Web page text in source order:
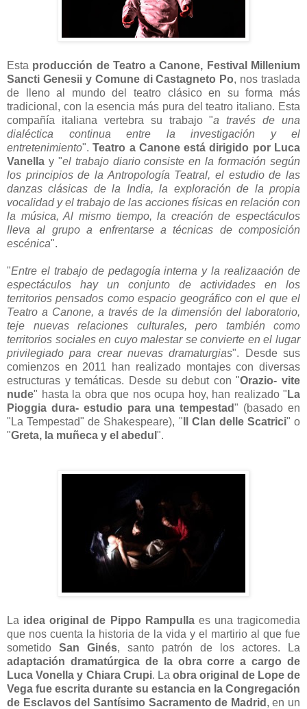
Esta producción de Teatro a Canone, Festival Millenium
Sancti Genesii y Comune di Castagneto Po, nos traslada
de lleno al mundo del teatro clásico en su forma más
tradicional, con la esencia más pura del teatro italiano. Esta
compañía italiana vertebra su trabajo "a través de una
dialéctica continua entre la investigación y el
entretenimiento".Teatro a Canone está dirigido por Luca
Vanella y "el trabajo diario consiste en la formación según
los principios de la Antropología Teatral, el estudio de las
danzas clásicas de la India, la exploración de la propia
vocalidad y el trabajo de las acciones físicas en relación con
la música, Al mismo tiempo, la creación de espectáculos
lleva al grupo a enfrentarse a técnicas de composición
escénica".
"Entre el trabajo de pedagogía interna y la realizaación de
espectáculos hay un conjunto de actividades en los
territorios pensados como espacio geográfico con el que el
Teatro a Canone, a través de la dimensión del laboratorio,
teje nuevas relaciones culturales, pero también como
territorios sociales en cuyo malestar se convierte en el lugar
privilegiado para crear nuevas dramaturgias". Desde sus
comienzos en 2011 han realizado montajes con diversas
estructuras y temáticas. Desde su debut con "Orazio- vite
nude" hasta la obra que nos ocupa hoy, han realizado " La
Pioggia dura- estudio para una tempestad" (basado en
"La Tempestad" de Shakespeare), " Il Clan delle Scatrici" o
"Greta, la muñeca y el abedul ".
La idea original de Pippo Rampullaes una tragicomedia
que nos cuenta la historia de la vida y el martirio al que fue
sometido San Ginés, santo patrón de los actores. La
adaptación dramatúrgica de la obra corre a cargo de
Luca Vonella y Chiara Crupi. Laobra original de Lope de
Vega fue escrita durante su estancia en la Congregación
de Esclavos del Santísimo Sacramento de Madrid , en un